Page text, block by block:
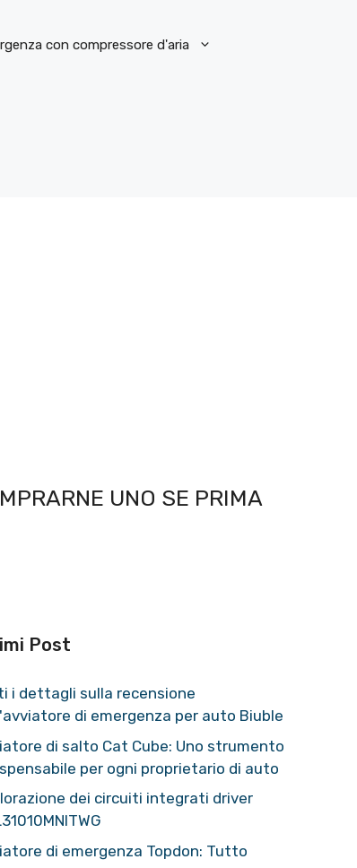
con compressore d'aria
UNO SE PRIMA
Post
i dettagli sulla recensione
di emergenza per auto Biuble
di salto Cat Cube: Uno strumento
per ogni proprietario di auto
dei circuiti integrati driver
di emergenza Topdon: Tutto